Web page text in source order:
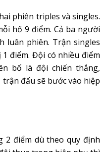
phiên triples và singles.
hố 9 điểm. Cả ba người
luân phiên. Trận singles
điểm. Đội có nhiều điểm
bố là đội chiến thắng,
đấu sẽ bước vào hiệp
2 điểm dù theo quy định